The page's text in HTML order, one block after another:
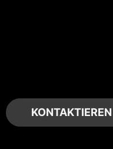
KONTAKTIEREN